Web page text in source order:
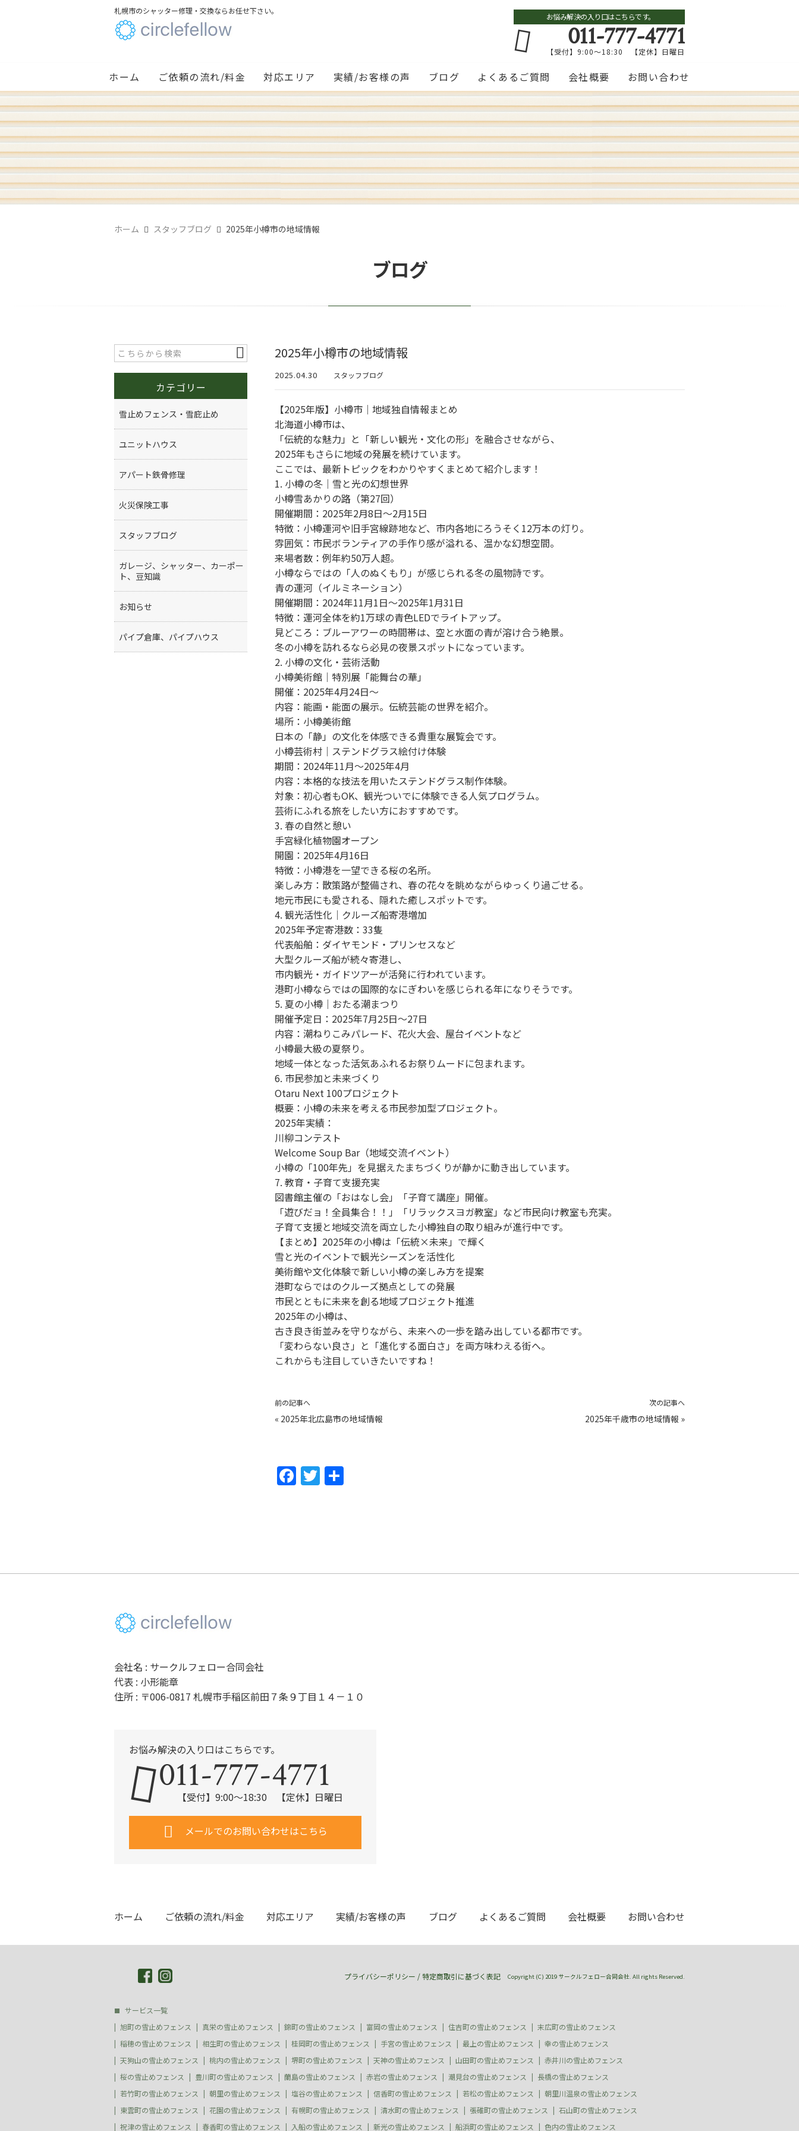
札幌市のシャッター修理・交換ならお任せ下さい。
お悩み解決の入り口はこちらです。
011-777-4771
【受付】9:00～18:30 【定休】日曜日
ホーム ご依頼の流れ/料金 対応エリア 実績/お客様の声 ブログ よくあるご質問 会社概要 お問い合わせ
ホーム スタッフブログ 2025年小樽市の地域情報
ブログ
2025年小樽市の地域情報
2025.04.30 スタッフブログ
【2025年版】小樽市｜地域独自情報まとめ
北海道小樽市は、
「伝統的な魅力」と「新しい観光・文化の形」を融合させながら、
2025年もさらに地域の発展を続けています。
ここでは、最新トピックをわかりやすくまとめて紹介します！
1. 小樽の冬｜雪と光の幻想世界
小樽雪あかりの路（第27回）
開催期間：2025年2月8日〜2月15日
特徴：小樽運河や旧手宮線跡地など、市内各地にろうそく12万本の灯り。
雰囲気：市民ボランティアの手作り感が溢れる、温かな幻想空間。
来場者数：例年約50万人超。
小樽ならではの「人のぬくもり」が感じられる冬の風物詩です。
青の運河（イルミネーション）
開催期間：2024年11月1日〜2025年1月31日
特徴：運河全体を約1万球の青色LEDでライトアップ。
見どころ：ブルーアワーの時間帯は、空と水面の青が溶け合う絶景。
冬の小樽を訪れるなら必見の夜景スポットになっています。
2. 小樽の文化・芸術活動
小樽美術館｜特別展「能舞台の華」
開催：2025年4月24日〜
内容：能画・能面の展示。伝統芸能の世界を紹介。
場所：小樽美術館
日本の「静」の文化を体感できる貴重な展覧会です。
小樽芸術村｜ステンドグラス絵付け体験
期間：2024年11月〜2025年4月
内容：本格的な技法を用いたステンドグラス制作体験。
対象：初心者もOK、観光ついでに体験できる人気プログラム。
芸術にふれる旅をしたい方におすすめです。
3. 春の自然と憩い
手宮緑化植物園オープン
開園：2025年4月16日
特徴：小樽港を一望できる桜の名所。
楽しみ方：散策路が整備され、春の花々を眺めながらゆっくり過ごせる。
地元市民にも愛される、隠れた癒しスポットです。
4. 観光活性化｜クルーズ船寄港増加
2025年予定寄港数：33隻
代表船舶：ダイヤモンド・プリンセスなど
大型クルーズ船が続々寄港し、
市内観光・ガイドツアーが活発に行われています。
港町小樽ならではの国際的なにぎわいを感じられる年になりそうです。
5. 夏の小樽｜おたる潮まつり
開催予定日：2025年7月25日〜27日
内容：潮ねりこみパレード、花火大会、屋台イベントなど
小樽最大級の夏祭り。
地域一体となった活気あふれるお祭りムードに包まれます。
6. 市民参加と未来づくり
Otaru Next 100プロジェクト
概要：小樽の未来を考える市民参加型プロジェクト。
2025年実績：
川柳コンテスト
Welcome Soup Bar（地域交流イベント）
小樽の「100年先」を見据えたまちづくりが静かに動き出しています。
7. 教育・子育て支援充実
図書館主催の「おはなし会」「子育て講座」開催。
「遊びだョ！全員集合！！」「リラックスヨガ教室」など市民向け教室も充実。
子育て支援と地域交流を両立した小樽独自の取り組みが進行中です。
【まとめ】2025年の小樽は「伝統×未来」で輝く
雪と光のイベントで観光シーズンを活性化
美術館や文化体験で新しい小樽の楽しみ方を提案
港町ならではのクルーズ拠点としての発展
市民とともに未来を創る地域プロジェクト推進
2025年の小樽は、
古き良き街並みを守りながら、未来への一歩を踏み出している都市です。
「変わらない良さ」と「進化する面白さ」を両方味わえる街へ。
これからも注目していきたいですね！
前の記事へ
« 2025年北広島市の地域情報
次の記事へ
2025年千歳市の地域情報 »
F
o
T
カテゴリー
雪止めフェンス・雪庇止め
ユニットハウス
アパート鉄骨修理
火災保険工事
スタッフブログ
ガレージ、シャッター、カーポー
ト、豆知識
お知らせ
パイプ倉庫、パイプハウス
会社名 : サークルフェロー合同会社
代表 : 小形能章
住所 : 〒006-0817 札幌市手稲区前田７条９丁目１４－１０
お悩み解決の入り口はこちらです。
011-777-4771
【受付】9:00～18:30 【定休】日曜日
メールでのお問い合わせはこちら
ホーム ご依頼の流れ/料金 対応エリア 実績/お客様の声 ブログ よくあるご質問 会社概要 お問い合わせ
プライバシーポリシー /特定商取引に基づく表記 Copyright (C) 2019 サークルフェロー合同会社. All rights Reserved.
サービス一覧
旭町の雪止めフェンス
真栄の雪止めフェンス 錦町の雪止めフェンス 富岡の雪止めフェンス 住吉町の雪止めフェンス
末広町の雪止めフェンス
稲穂の雪止めフェンス
相生町の雪止めフェンス 桂岡町の雪止めフェンス 手宮の雪止めフェンス 最上の雪止めフェンス
幸の雪止めフェンス
天狗山の雪止めフェンス
桃内の雪止めフェンス 堺町の雪止めフェンス 天神の雪止めフェンス 山田町の雪止めフェンス
赤井川の雪止めフェンス
桜の雪止めフェンス
豊川町の雪止めフェンス 蘭島の雪止めフェンス 赤岩の雪止めフェンス 潮見台の雪止めフェンス
長橋の雪止めフェンス
若竹町の雪止めフェンス
朝里の雪止めフェンス 塩谷の雪止めフェンス 信香町の雪止めフェンス 若松の雪止めフェンス
朝里川温泉の雪止めフェンス
東雲町の雪止めフェンス
花園の雪止めフェンス 有幌町の雪止めフェンス 清水町の雪止めフェンス 張碓町の雪止めフェンス
石山町の雪止めフェンス
祝津の雪止めフェンス
春香町の雪止めフェンス 入船の雪止めフェンス 新光の雪止めフェンス 船浜町の雪止めフェンス 色内の雪止めフェンス